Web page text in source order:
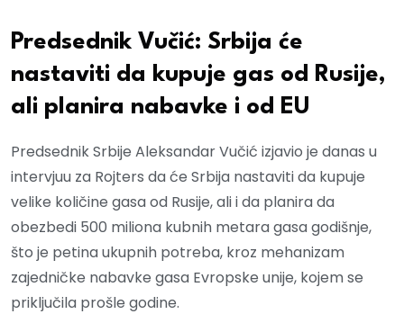
Predsednik Vučić: Srbija će
nastaviti da kupuje gas od Rusije,
ali planira nabavke i od EU
Predsednik Srbije Aleksandar Vučić izjavio je danas u
intervjuu za Rojters da će Srbija nastaviti da kupuje
velike količine gasa od Rusije, ali i da planira da
obezbedi 500 miliona kubnih metara gasa godišnje,
što je petina ukupnih potreba, kroz mehanizam
zajedničke nabavke gasa Evropske unije, kojem se
priključila prošle godine.